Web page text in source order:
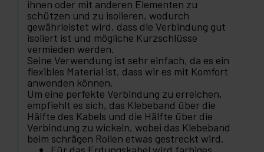
ihnen oder mit anderen Elementen zu
schützen und zu isolieren, wodurch
gewährleistet wird, dass die Verbindung gut
isoliert ist und mögliche Kurzschlüsse
vermieden werden.
Seine Verwendung ist sehr einfach, da es ein
flexibles Material ist, dass wir es mit Komfort
anwenden können.
Um eine perfekte Verbindung zu erreichen,
empfiehlt es sich, das Klebeband über die
Hälfte des Kabels und die Hälfte über die
Verbindung zu wickeln, wobei das Klebeband
beim schrägen Rollen etwas gestreckt wird.